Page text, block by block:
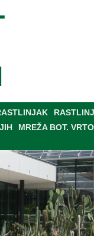
MREŽA BOT.